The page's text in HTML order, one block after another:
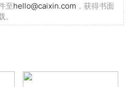
至hello@caixin.com ，获得书面